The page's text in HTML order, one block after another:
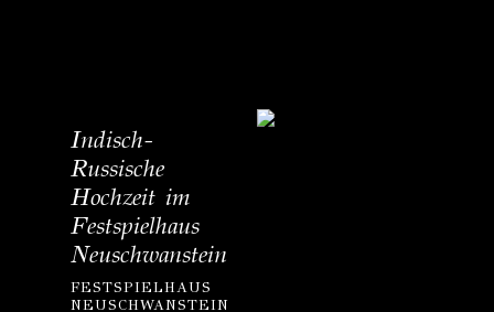
Indisch-
Russische
Hochzeit im
Festspielhaus
Neuschwanstein
FESTSPIELHAUS
NEUSCHWANSTEIN